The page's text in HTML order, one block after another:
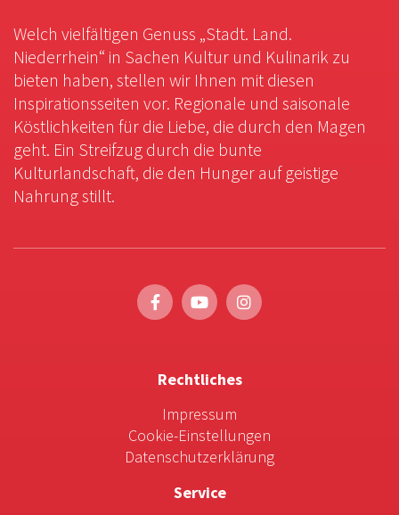
Welch vielfältigen Genuss „Stadt. Land.
Niederrhein“ in Sachen Kultur und Kulinarik zu
bieten haben, stellen wir Ihnen mit diesen
Inspirationsseiten vor. Regionale und saisonale
Köstlichkeiten für die Liebe, die durch den Magen
geht. Ein Streifzug durch die bunte
Kulturlandschaft, die den Hunger auf geistige
Nahrung stillt.
Rechtliches
Impressum
Cookie-Einstellungen
Datenschutzerklärung
Service